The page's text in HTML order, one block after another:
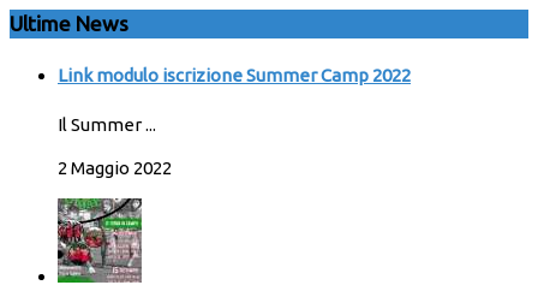
Ultime News
Link modulo iscrizione Summer Camp 2022
Il Summer ...
2 Maggio 2022